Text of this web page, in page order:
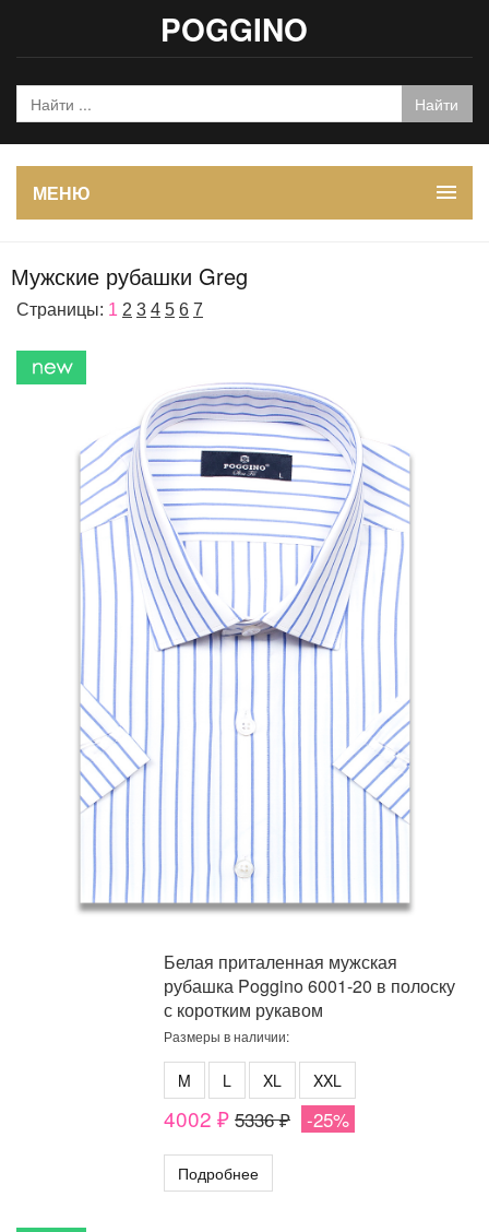
POGGINO
МЕНЮ
Мужские рубашки Greg
Страницы: 1 2 3 4 5 6 7
Белая приталенная мужская
рубашка Poggino 6001-20 в полоску
с коротким рукавом
Размеры в наличии:
M L XL XXL
4002 ₽ 5336 ₽ -25%
Подробнее